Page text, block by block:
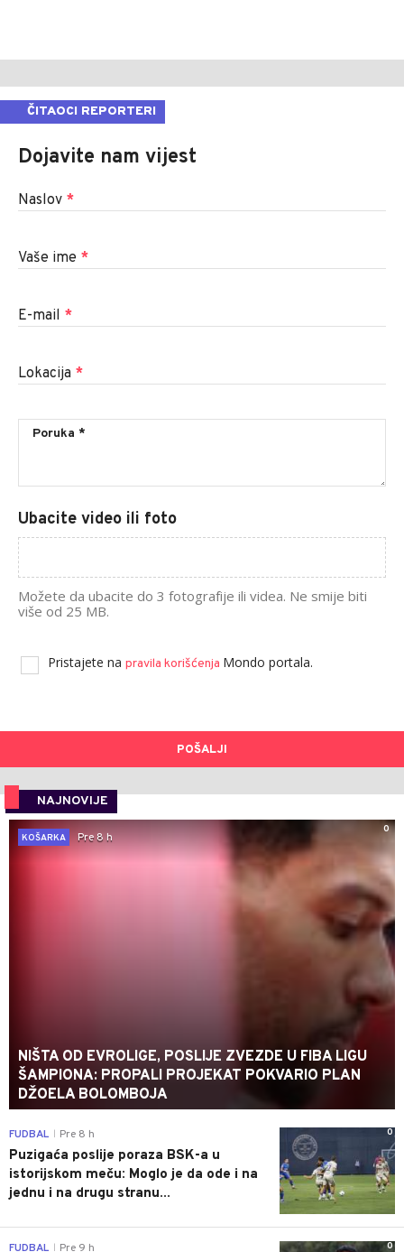
ČITAOCI REPORTERI
Dojavite nam vijest
Naslov *
Vaše ime *
E-mail *
Lokacija *
Ubacite video ili foto
Možete da ubacite do 3 fotografije ili videa. Ne smije biti
više od 25 MB.
Pristajete na pravila korišćenja Mondo portala.
POŠALJI
NAJNOVIJE
0
KOŠARKA
Pre 8 h
NIŠTA OD EVROLIGE, POSLIJE ZVEZDE U FIBA LIGU
ŠAMPIONA: PROPALI PROJEKAT POKVARIO PLAN
DŽOELA BOLOMBOJA
0
FUDBAL Pre 8 h
Puzigaća poslije poraza BSK-a u
istorijskom meču: Moglo je da ode i na
jednu i na drugu stranu...
0
FUDBAL Pre 9 h